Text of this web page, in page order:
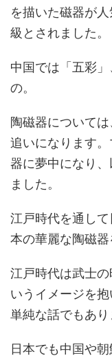
を描いた磁器が
級とされました。
中国では「五彩
の。
陶磁器について
追いになります
器に夢中になり
ました。
江戸時代を通し
本の華麗な陶磁器
江戸時代は武士
いうイメージを
単純な話でもあり
日本でも中国や